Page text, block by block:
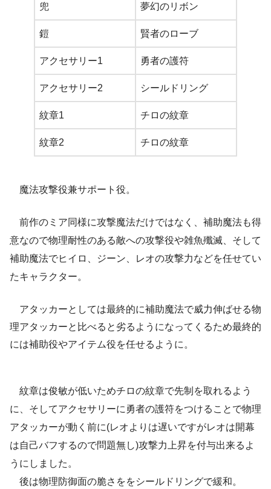
兜 夢幻のリボン
鎧 賢者のローブ
アクセサリー1 勇者の護符
アクセサリー2 シールドリング
紋章1 チロの紋章
紋章2 チロの紋章
魔法攻撃役兼サポート役。
前作のミア同様に攻撃魔法だけではなく、補助魔法も得
意なので物理耐性のある敵への攻撃役や雑魚殲滅、そして
補助魔法でヒイロ、ジーン、レオの攻撃力などを任せてい
たキャラクター。
アタッカーとしては最終的に補助魔法で威力伸ばせる物
理アタッカーと比べると劣るようになってくるため最終的
には補助役やアイテム役を任せるように。
紋章は俊敏が低いためチロの紋章で先制を取れるよう
に、そしてアクセサリーに勇者の護符をつけることで物理
アタッカーが動く前に(レオよりは遅いですがレオは開幕
は自己バフするので問題無し)攻撃力上昇を付与出来るよ
うにしました。
後は物理防御面の脆さををシールドリングで緩和。